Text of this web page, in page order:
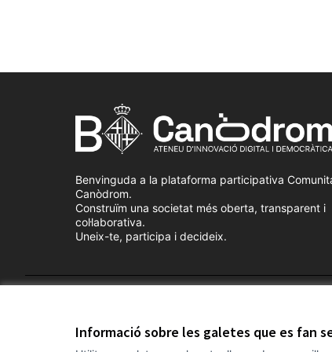
Informació sobre les galetes que es fan
Benvinguda a la plataforma participativa
Canòdrom.
Construïm una societat més oberta, transparent i
col·laborativa.
Uneix-te, participa i decideix.